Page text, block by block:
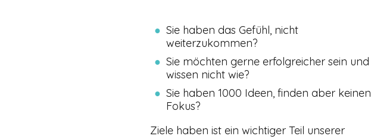
Sie haben das Gefühl, nicht
weiterzukommen?
Sie möchten gerne erfolgreicher sein und
wissen nicht wie?
Sie haben 1000 Ideen, finden aber keinen
Fokus?
Ziele haben ist ein wichtiger Teil unserer